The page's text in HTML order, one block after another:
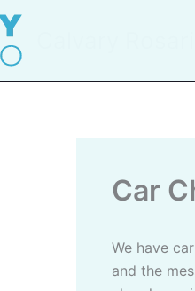
Car
We have car church services outside in the parking lot! Come enjoy the worship
and the